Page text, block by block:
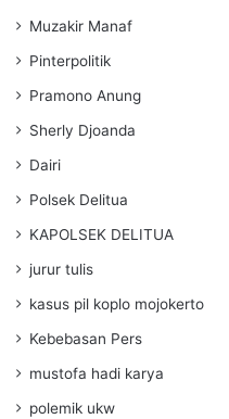
Muzakir Manaf
Pinterpolitik
Pramono Anung
Sherly Djoanda
Dairi
Polsek Delitua
KAPOLSEK DELITUA
jurur tulis
kasus pil koplo mojokerto
Kebebasan Pers
mustofa hadi karya
polemik ukw